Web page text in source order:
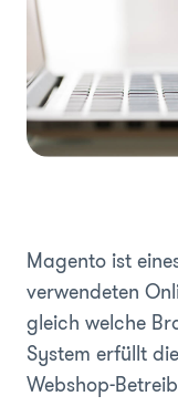
Magento ist
verwendeten
gleich welche
System erfüllt
Webshop-